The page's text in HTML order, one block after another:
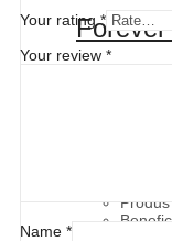
Your rating*
Your review *
Name *